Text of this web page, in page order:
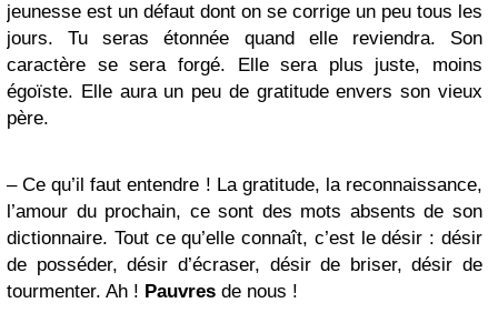
jeunesse est un défaut dont on se corrige un peu tous les
jours. Tu seras étonnée quand elle reviendra. Son
caractère se sera forgé. Elle sera plus juste, moins
égoïste. Elle aura un peu de gratitude envers son vieux
père.
– Ce qu’il faut entendre ! La gratitude, la reconnaissance,
l’amour du prochain, ce sont des mots absents de son
dictionnaire. Tout ce qu’elle connaît, c’est le désir : désir
de posséder, désir d’écraser, désir de briser, désir de
tourmenter. Ah ! Pauvres de nous !